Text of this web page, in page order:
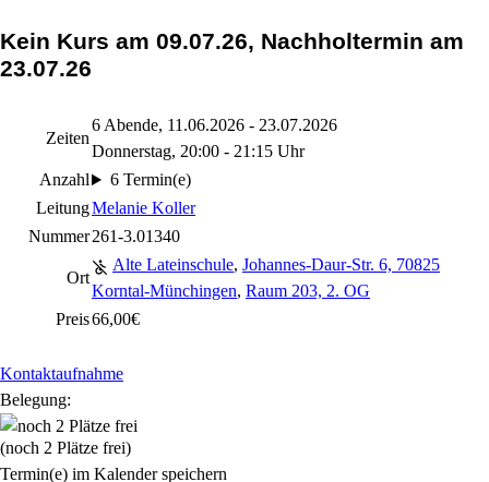
Kein Kurs am 09.07.26, Nachholtermin am
23.07.26
Zeiten
6 Abende, 11.06.2026 - 23.07.2026
Donnerstag, 20:00 - 21:15 Uhr
Anzahl
6 Termin(e)
LeitungMelanie Koller
Nummer261-3.01340
Ort
Alte Lateinschule, Johannes-Daur-Str. 6, 70825
Korntal-Münchingen, Raum 203, 2. OG
Preis66,00€
Kontaktaufnahme
Belegung:
(noch 2 Plätze frei)
Termin(e) im Kalender speichern